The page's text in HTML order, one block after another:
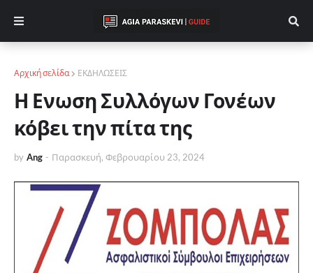
Αρχική σελίδα ΕΚΔΗΛΩΣΕΙΣ
Η Ενωση Συλλόγων Γονέων
κόβει την πίτα της
by Ang - Παρασκευή, Φεβρουαρίου 23, 2024